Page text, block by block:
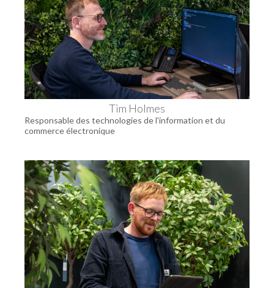
Tim Holmes
Responsable des technologies de l'information et du
commerce électronique